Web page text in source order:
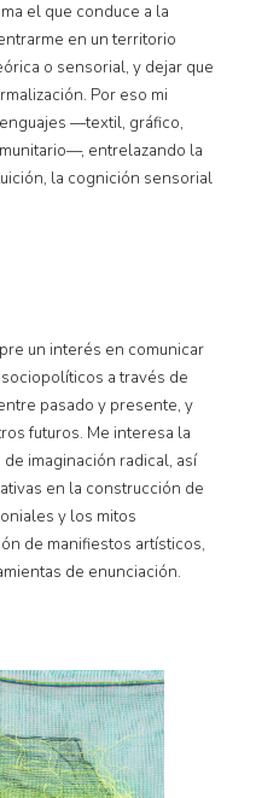
el que conduce a la
en un territorio
o sensorial, y dejar que
Por eso mi
—textil, gráfico,
entrelazando la
la cognición sensorial
un interés en comunicar
a través de
pasado y presente, y
futuros. Me interesa la
imaginación radical, así
en la construcción de
y los mitos
de manifiestos artísticos,
de enunciación.